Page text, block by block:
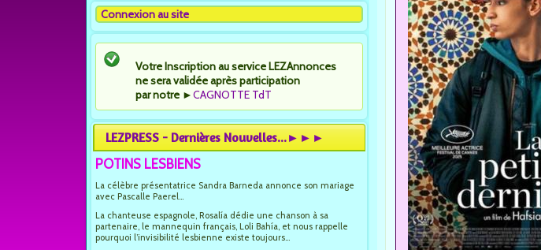
Connexion au site
Votre Inscription au service LEZAnnonces
ne sera validée après participation
par notre ►CAGNOTTE TdT
LEZPRESS - Dernières Nouvelles...►►►
POTINS LESBIENS
La célèbre présentatrice Sandra Barneda annonce son mariage
avec Pascalle Paerel...
La chanteuse espagnole, Rosalía dédie une chanson à sa
partenaire, le mannequin français, Loli Bahía, et nous rappelle
pourquoi l’invisibilité lesbienne existe toujours...